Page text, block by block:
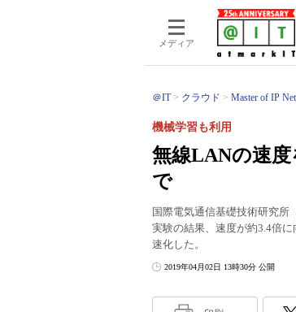
メディア
＠IT クラウド Master of IP
無線LANの速度
で
機械学習も利用
国際電気通信基礎技術研究所
実験の結果、速度が約3.4倍
速化した。
2019年04月02日 13時30分 公開